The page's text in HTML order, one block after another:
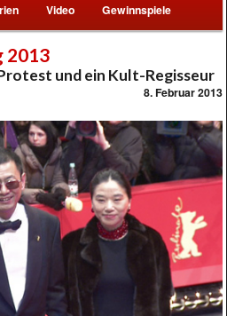
Video Gewinnspiele
2013
und ein Kult-Regisseur
8. Februar 2013